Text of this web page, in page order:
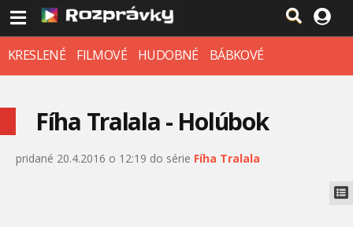
KRESLENÉ FILMOVÉ HUDOBNÉ BÁBKOVÉ
Fíha Tralala - Holúbok
pridané 20.4.2016 o 12:19 do série Fíha Tralala